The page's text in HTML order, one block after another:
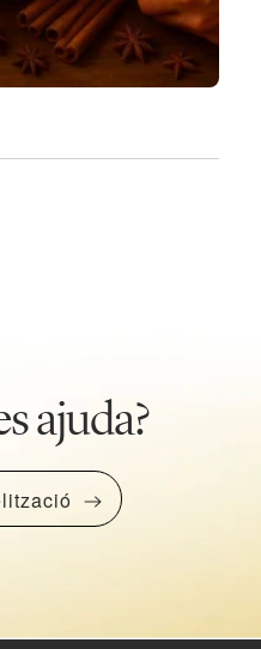
ajuda?